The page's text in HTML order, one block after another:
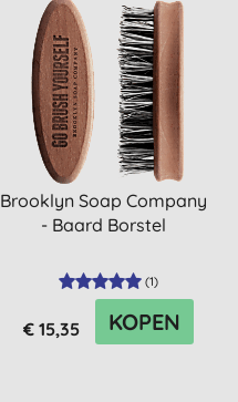
Brooklyn Soap Company
- Baard Borstel
(1)
€ 15,35 KOPEN